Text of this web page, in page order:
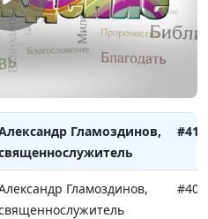
Гламоздинов,
#43
Гламоздинов,
Гламоздинов,
#41
Гламоздинов,
#40